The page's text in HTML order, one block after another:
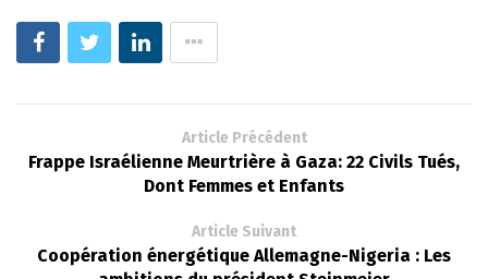
Article Précédent
Frappe Israélienne Meurtrière à Gaza: 22 Civils Tués,
Dont Femmes et Enfants
Article Suivant
Coopération énergétique Allemagne-Nigeria : Les